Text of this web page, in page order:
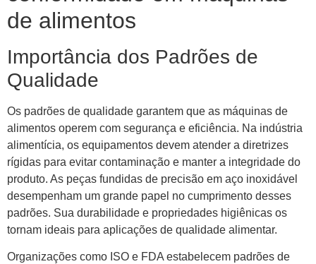
de alimentos
Importância dos Padrões de
Qualidade
Os padrões de qualidade garantem que as máquinas de
alimentos operem com segurança e eficiência. Na indústria
alimentícia, os equipamentos devem atender a diretrizes
rígidas para evitar contaminação e manter a integridade do
produto. As peças fundidas de precisão em aço inoxidável
desempenham um grande papel no cumprimento desses
padrões. Sua durabilidade e propriedades higiênicas os
tornam ideais para aplicações de qualidade alimentar.
Organizações como ISO e FDA estabelecem padrões de